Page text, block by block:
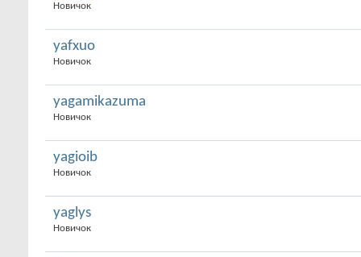
Новичок
yafxuo
Новичок
yagamikazuma
Новичок
yagioib
Новичок
yaglys
Новичок